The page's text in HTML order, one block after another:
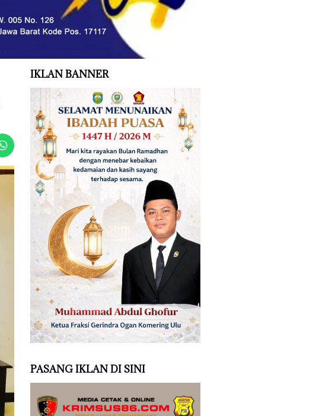
IKLAN BANNER
PASANG IKLAN DI SINI